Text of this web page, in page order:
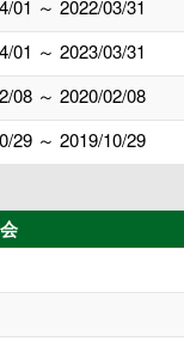
01 ～ 2022/03/31
01 ～ 2023/03/31
08 ～ 2020/02/08
29 ～ 2019/10/29